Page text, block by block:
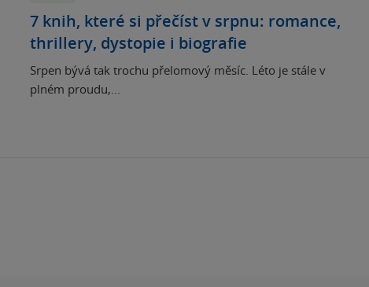
7 knih, které si přečíst v srpnu: romance,
thrillery, dystopie i biografie
Srpen bývá tak trochu přelomový měsíc. Léto je stále v
plném proudu,...